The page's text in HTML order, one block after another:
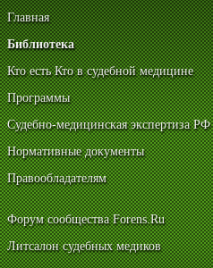
Главная
Библиотека
Кто есть Кто в судебной медицине
Программы
Судебно-медицинская экспертиза РФ
Нормативные документы
Правообладателям
Форум сообщества Forens.Ru
Литсалон судебных медиков